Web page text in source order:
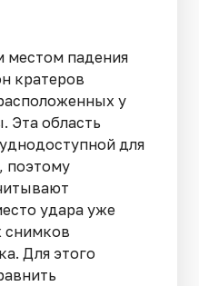
местом падения
кратеров
у
Эта область
для
поэтому
удара уже
снимков
Для этого